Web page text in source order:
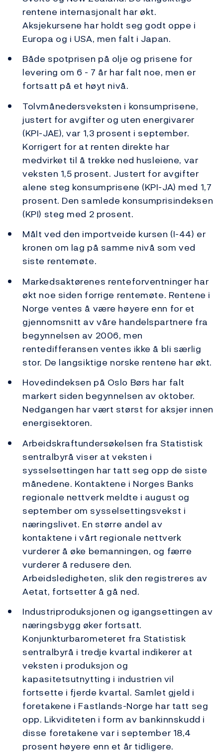
rentene internasjonalt har økt.
Aksjekursene har holdt seg godt oppe i
Europa og i USA, men falt i Japan.
Både spotprisen på olje og prisene for
levering om 6 - 7 år har falt noe, men er
fortsatt på et høyt nivå.
Tolvmånedersveksten i konsumprisene,
justert for avgifter og uten energivarer
(KPI-JAE), var 1,3 prosent i september.
Korrigert for at renten direkte har
medvirket til å trekke ned husleiene, var
veksten 1,5 prosent. Justert for avgifter
alene steg konsumprisene (KPI-JA) med 1,7
prosent. Den samlede konsumprisindeksen
(KPI) steg med 2 prosent.
Målt ved den importveide kursen (I-44) er
kronen om lag på samme nivå som ved
siste rentemøte.
Markedsaktørenes renteforventninger har
økt noe siden forrige rentemøte. Rentene i
Norge ventes å være høyere enn for et
gjennomsnitt av våre handelspartnere fra
begynnelsen av 2006, men
rentedifferansen ventes ikke å bli særlig
stor. De langsiktige norske rentene har økt.
Hovedindeksen på Oslo Børs har falt
markert siden begynnelsen av oktober.
Nedgangen har vært størst for aksjer innen
energisektoren.
Arbeidskraftundersøkelsen fra Statistisk
sentralbyrå viser at veksten i
sysselsettingen har tatt seg opp de siste
månedene. Kontaktene i Norges Banks
regionale nettverk meldte i august og
september om sysselsettingsvekst i
næringslivet. En større andel av
kontaktene i vårt regionale nettverk
vurderer å øke bemanningen, og færre
vurderer å redusere den.
Arbeidsledigheten, slik den registreres av
Aetat, fortsetter å gå ned.
Industriproduksjonen og igangsettingen av
næringsbygg øker fortsatt.
Konjunkturbarometeret fra Statistisk
sentralbyrå i tredje kvartal indikerer at
veksten i produksjon og
kapasitetsutnytting i industrien vil
fortsette i fjerde kvartal. Samlet gjeld i
foretakene i Fastlands-Norge har tatt seg
opp. Likviditeten i form av bankinnskudd i
disse foretakene var i september 18,4
prosent høyere enn et år tidligere.